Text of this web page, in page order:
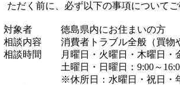
ただく前に、必ず以下の事項についてご
対象者
徳島県内にお住まいの方
相談内容
消費者トラブル全般（買物
相談時間
月曜日・火曜日・木曜日・
土曜日・日曜日：9:00～
※休所日：水曜日・祝日・